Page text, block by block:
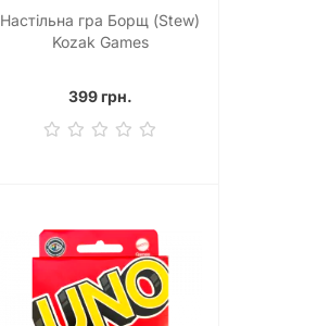
Настільна гра Борщ (Stew)
Kozak Games
399 грн.